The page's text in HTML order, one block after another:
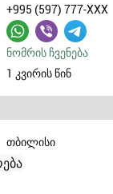
+995 (597) 777-XXX
ნომრის ჩვენება
1 კვირის წინ
თბილისი